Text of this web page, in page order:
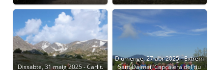
Dissabte, 31 maig 2025 - Carlit.
Diumenge, 27 abr 2025 - Extrem
Sant Dalmai, Capçalera del riu